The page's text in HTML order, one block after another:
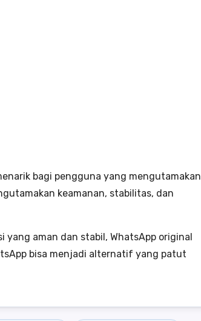
bagi pengguna yang mengutamakan
keamanan, stabilitas, dan
yang aman dan stabil, WhatsApp original
bisa menjadi alternatif yang patut